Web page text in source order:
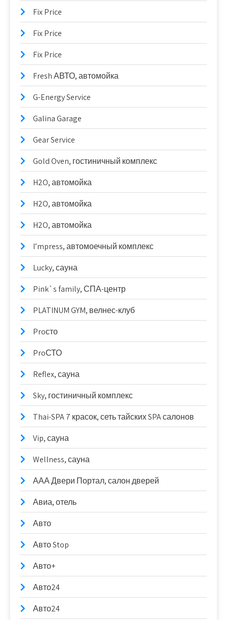
Fix Price
Fix Price
Fix Price
Fresh АВТО, автомойка
G-Energy Service
Galina Garage
Gear Service
Gold Oven, гостиничный комплекс
H2O, автомойка
H2O, автомойка
H2O, автомойка
I’mpress, автомоечный комплекс
Lucky, сауна
Pink`s family, СПА-центр
PLATINUM GYM, велнес-клуб
Proсто
ProСТО
Reflex, сауна
Sky, гостиничный комплекс
Thai-SPA 7 красок, сеть тайских SPA салонов
Vip, сауна
Wellness, сауна
ААА Двери Портал, салон дверей
Авиа, отель
Авто
Авто Stop
Авто+
Авто24
Авто24